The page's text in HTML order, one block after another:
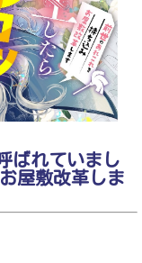
ばれていまし
屋敷改革しま